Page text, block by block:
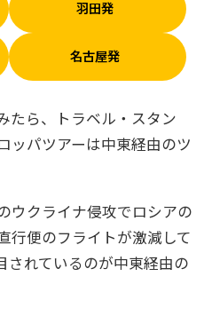
羽田発
名古屋発
たら、トラベル・スタン
ッパツアーは中東経由のツ
ウクライナ侵攻でロシアの
行便のフライトが激減して
されているのが中東経由の